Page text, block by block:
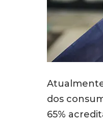
dos
65%